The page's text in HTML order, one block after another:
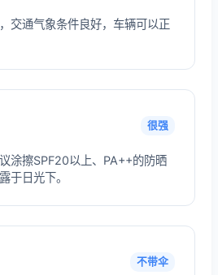
交通气象条件良好，车辆可以正
很强
涂擦SPF20以上、PA++的防晒
于日光下。
不带伞